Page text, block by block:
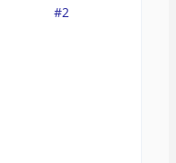
#2